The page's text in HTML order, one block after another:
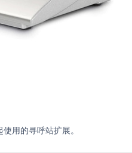
用的寻呼站扩展。